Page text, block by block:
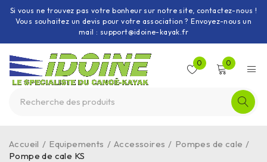
Si vous ne trouvez pas votre bonheur sur notre site, contactez-nous !
Vous souhaitez un devis pour votre association ? Envoyez-nous un
mail : support@idoine-kayak.fr
0 0
Accueil / Equipements / Accessoires / Pompes de cale /
Pompe de cale KS